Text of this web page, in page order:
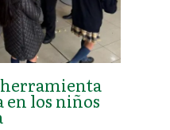
herramienta
en los niños